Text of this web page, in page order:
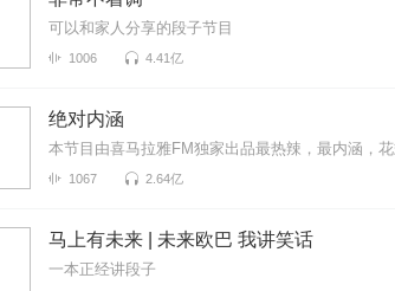
可以和家人分享的段子节目
1006 4.41亿
绝对内涵
本节目由喜马拉雅FM独家出品最热辣，最内涵，
1067 2.64亿
马上有未来 | 未来欧巴 我讲笑话
一本正经讲段子